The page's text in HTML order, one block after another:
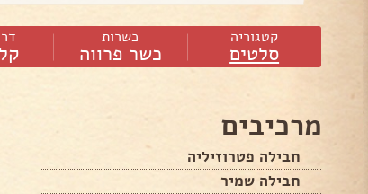
קטגוריה
סלטים
כשרות
כשר פרווה
מרכיבים
חבילה פטרוזיליה
חבילה שמיר